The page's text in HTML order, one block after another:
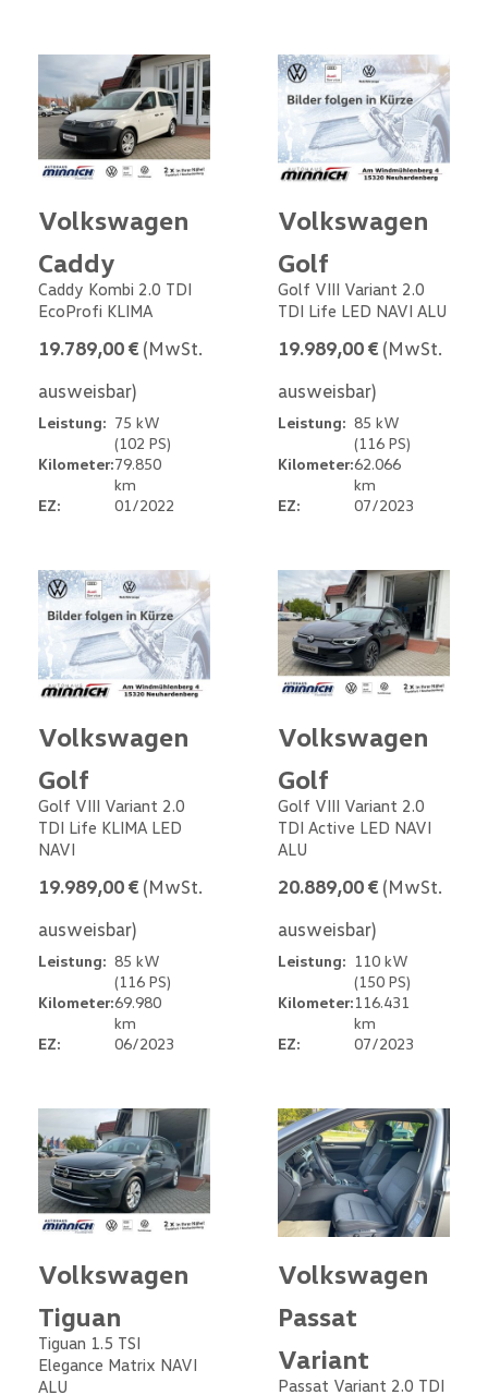
Volkswagen
Caddy
Caddy Kombi 2.0 TDI
EcoProfi KLIMA
19.789,00 € (MwSt.
ausweisbar)
Leistung: 75 kW
(102 PS)
Kilometer:79.850
km
EZ:
01/2022
Volkswagen
Golf
Golf VIII Variant 2.0
TDI Life LED NAVI ALU
19.989,00 € (MwSt.
ausweisbar)
Leistung: 85 kW
(116 PS)
Kilometer:62.066
km
EZ:
07/2023
Volkswagen
Golf
Golf VIII Variant 2.0
TDI Life KLIMA LED
NAVI
19.989,00 € (MwSt.
ausweisbar)
Leistung: 85 kW
(116 PS)
Kilometer:69.980
km
EZ:
06/2023
Volkswagen
Golf
Golf VIII Variant 2.0
TDI Active LED NAVI
ALU
20.889,00 € (MwSt.
ausweisbar)
Leistung: 110 kW
(150 PS)
Kilometer:116.431
km
EZ:
07/2023
Volkswagen
Tiguan
Tiguan 1.5 TSI
Elegance Matrix NAVI
ALU
Volkswagen
Passat
Variant
Passat Variant 2.0 TDI